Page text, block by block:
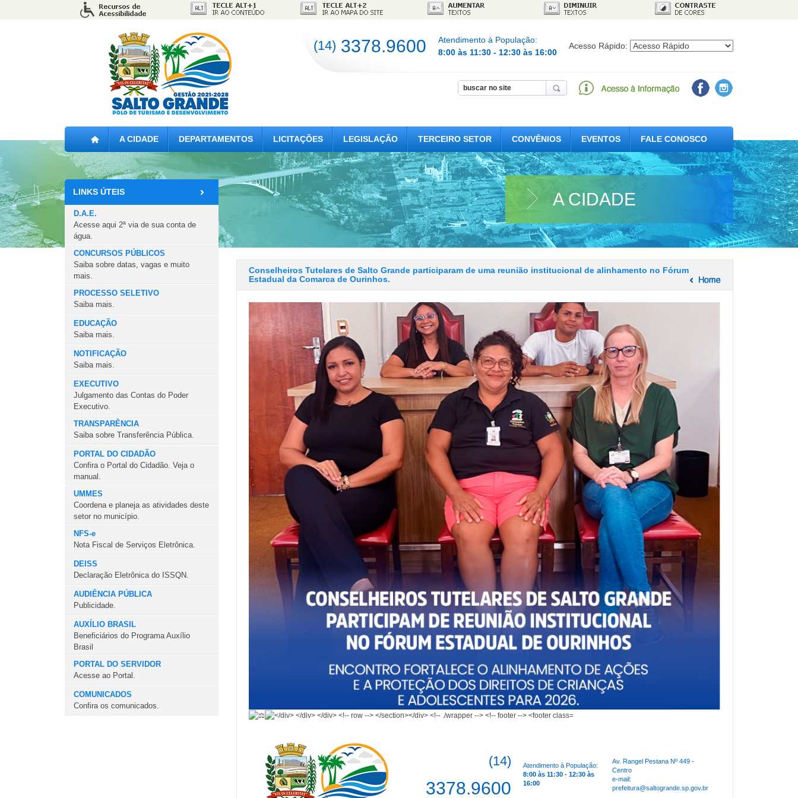
(14) 3378.9600
Atendimento à População:
8:00 às 11:30 - 12:30 às 16:00
Acesso Rápido:
A CIDADE DEPARTAMENTOS LICITAÇÕES LEGISLAÇÃO TERCEIRO SETOR CONVÊNIOS EVENTOS FALE CONOSCO
A CIDADE
LINKS ÚTEIS
D.A.E.
Acesse aqui 2ª via de sua conta de
água.
CONCURSOS PÚBLICOS
Saiba sobre datas, vagas e muito
mais.
PROCESSO SELETIVO
Saiba mais.
EDUCAÇÃO
Saiba mais.
NOTIFICAÇÃO
Saiba mais.
EXECUTIVO
Julgamento das Contas do Poder
Executivo.
TRANSPARÊNCIA
Saiba sobre Transferência Pública.
PORTAL DO CIDADÃO
Confira o Portal do Cidadão. Veja o
manual.
UMMES
Coordena e planeja as atividades deste
setor no município.
NFS-e
Nota Fiscal de Serviços Eletrônica.
DEISS
Declaração Eletrônica do ISSQN.
AUDIÊNCIA PÚBLICA
Publicidade.
AUXÍLIO BRASIL
Beneficiários do Programa Auxílio
Brasil
PORTAL DO SERVIDOR
Acesse ao Portal.
COMUNICADOS
Confira os comunicados.
Conselheiros Tutelares de Salto Grande participaram de uma reunião institucional de alinhamento no Fórum
Estadual da Comarca de Ourinhos.
(14)
3378.9600
Atendimento à População:
8:00 às 11:30 - 12:30 às
16:00
Av. Rangel Pestana Nº 449 -
Centro
e-mail:
prefeitura@saltogrande.sp.gov.br